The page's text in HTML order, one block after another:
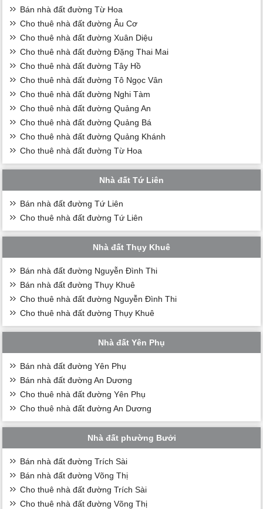
Bán nhà đất đường Từ Hoa
Cho thuê nhà đất đường Âu Cơ
Cho thuê nhà đất đường Xuân Diệu
Cho thuê nhà đất đường Đặng Thai Mai
Cho thuê nhà đất đường Tây Hồ
Cho thuê nhà đất đường Tô Ngọc Vân
Cho thuê nhà đất đường Nghi Tàm
Cho thuê nhà đất đường Quảng An
Cho thuê nhà đất đường Quảng Bá
Cho thuê nhà đất đường Quảng Khánh
Cho thuê nhà đất đường Từ Hoa
Nhà đất Tứ Liên
Bán nhà đất đường Tứ Liên
Cho thuê nhà đất đường Tứ Liên
Nhà đất Thụy Khuê
Bán nhà đất đường Nguyễn Đình Thi
Bán nhà đất đường Thụy Khuê
Cho thuê nhà đất đường Nguyễn Đình Thi
Cho thuê nhà đất đường Thụy Khuê
Nhà đất Yên Phụ
Bán nhà đất đường Yên Phụ
Bán nhà đất đường An Dương
Cho thuê nhà đất đường Yên Phụ
Cho thuê nhà đất đường An Dương
Nhà đất phường Bưởi
Bán nhà đất đường Trích Sài
Bán nhà đất đường Võng Thị
Cho thuê nhà đất đường Trích Sài
Cho thuê nhà đất đường Võng Thị